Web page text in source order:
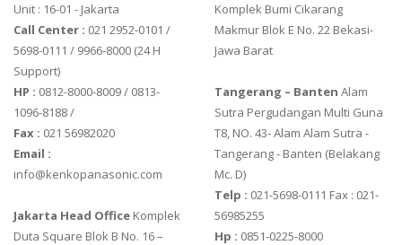
Unit : 16-01 - Jakarta
Call Center : 021 2952-0101 /
5698-0111 / 9966-8000 (24 H
Support)
HP : 0812-8000-8009 / 0813-
1096-8188 /
Fax : 021 56982020
Email :
info@kenkopanasonic.com
Jakarta Head Office Komplek
Duta Square Blok B No. 16 –
Komplek Bumi Cikarang
Makmur Blok E No. 22 Bekasi-
Jawa Barat
Tangerang – Banten Alam
Sutra Pergudangan Multi Guna
T8, NO. 43- Alam Alam Sutra -
Tangerang - Banten‎ (Belakang
Mc. D)
Telp : 021-5698-0111 Fax : 021-
56985255
Hp : 0851-0225-8000